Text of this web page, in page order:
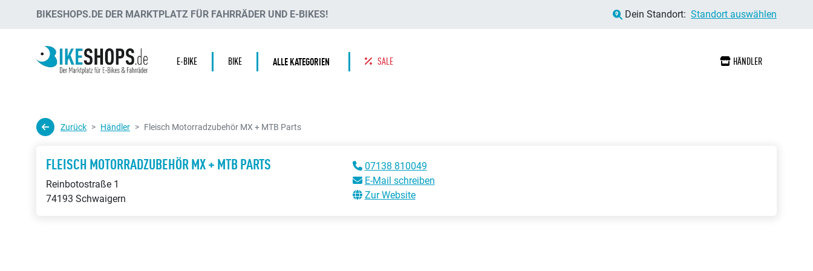
BIKESHOPS.DE DER MARKTPLATZ FÜR FAHRRÄDER UND E-BIKES! Dein Standort: Standort auswählen
E-BIKE BIKE ALLE KATEGORIEN SALE HÄNDLER
Zurück Händler Fleisch Motorradzubehör MX + MTB Parts
FLEISCH MOTORRADZUBEHÖR MX + MTB PARTS
Reinbotostraße 1
74193 Schwaigern
07138 810049
E-Mail schreiben
Zur Website